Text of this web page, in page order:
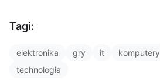
Tagi:
elektronika gry it komputery
technologia